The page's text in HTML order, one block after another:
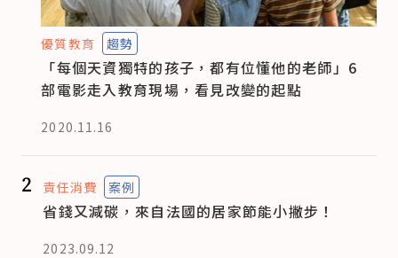
優質教育 趨勢
「每個天資獨特的孩子，都有位懂他的老師」6
部電影走入教育現場，看見改變的起點
2020.11.16
2 責任消費 案例
省錢又減碳，來自法國的居家節能小撇步！
2023.09.12